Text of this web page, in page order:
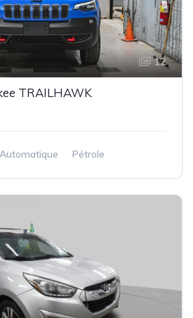
12
TRAILHAWK
Automatique
Pétrole